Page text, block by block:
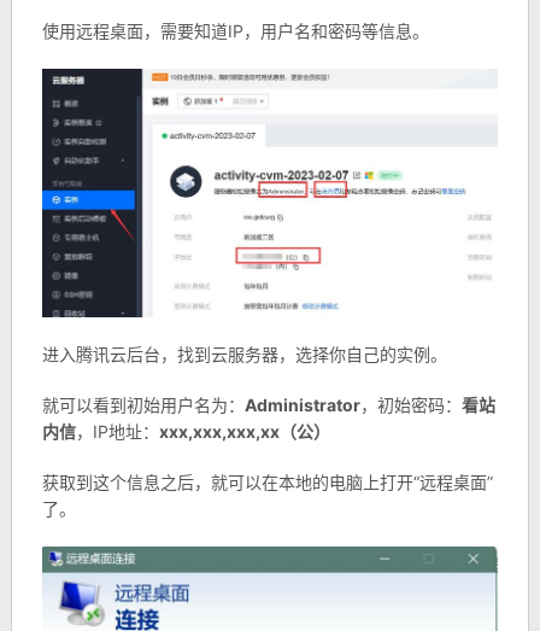
使用远程桌面，需要知道IP，用户名和密码等信息。
进入腾讯云后台，找到云服务器，选择你自己的实例。
就可以看到初始用户名为： Administrator，初始密码： 看站
内信，IP地址： xxx,xxx,xxx,xx（公）
获取到这个信息之后，就可以在本地的电脑上打开“远程桌面”
了。